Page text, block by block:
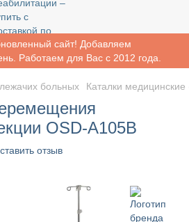
сайт! Добавляем
Работаем для Вас с 2012 года.
больных Каталки медицинские
OSD-A105B
отзыв